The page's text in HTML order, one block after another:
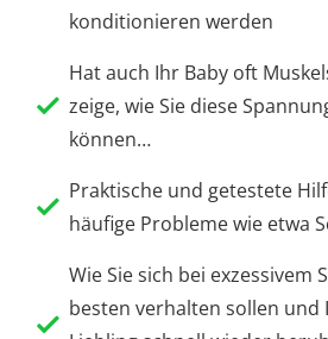
konditionieren werden
Hat auch Ihr Baby oft
zeige, wie Sie diese
können…
Praktische und getestete
häufige Probleme wie etwa
Wie Sie sich bei exzessivem
besten verhalten sollen und